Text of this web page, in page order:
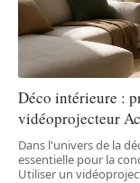
Déco intérieure :
vidéoprojecteur
Dans l'univers de la
essentielle pour la
Utiliser un